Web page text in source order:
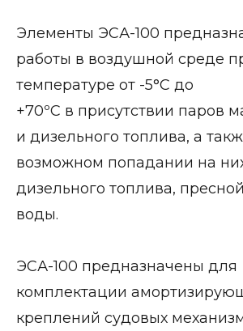
Элементы ЭСА-100
работы в воздушной среде
температуре от -5°С до
+70ºС в присутствии паров
и дизельного топлива, а
возможном попадании на
дизельного топлива,
воды.
ЭСА-100 предназначены для
комплектации
креплений судовых